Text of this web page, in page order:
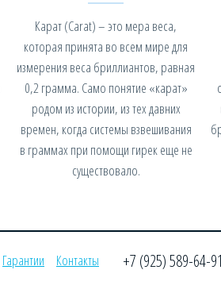
Карат (Carat) – это мера веса,
которая принята во всем мире для
измерения веса бриллиантов, равная
0,2 грамма. Само понятие «карат»
родом из истории, из тех давних
времен, когда системы взвешивания
в граммах при помощи гирек еще не
существовало.
Гарантии
Контакты
+7 (925) 589-64-91